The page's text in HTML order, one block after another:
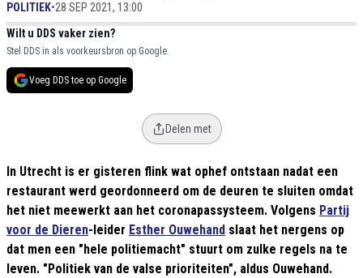
POLITIEK•28 SEP 2021, 13:00
Wilt u DDS vaker zien?
Stel DDS in als voorkeursbron op Google.
Voeg DDS toe op Google
Delen met
In Utrecht is er gisteren flink wat ophef ontstaan nadat een
restaurant werd geordonneerd om de deuren te sluiten omdat
het niet meewerkt aan het coronapassysteem. Volgens Partij
voor de Dieren-leider Esther Ouwehand slaat het nergens op
dat men een "hele politiemacht" stuurt om zulke regels na te
leven. "Politiek van de valse prioriteiten", aldus Ouwehand.